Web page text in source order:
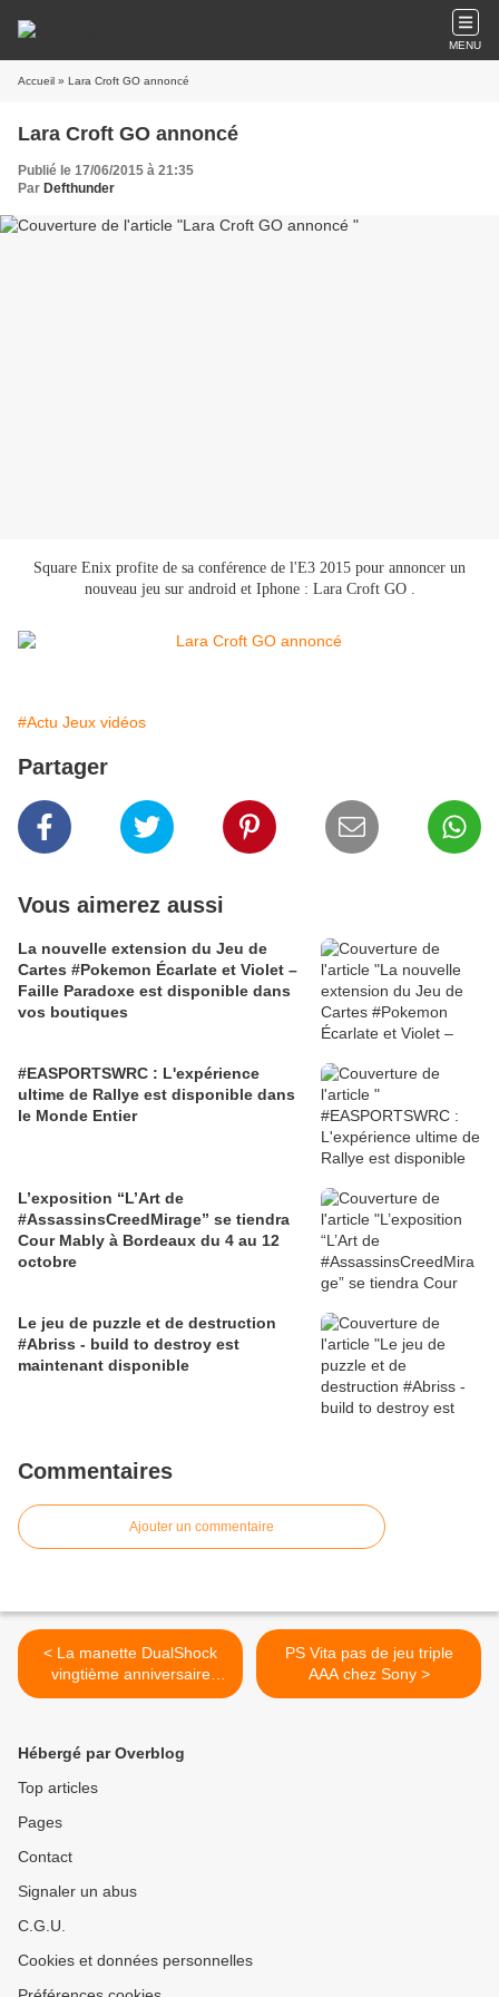
MENU
Accueil » Lara Croft GO annoncé
Lara Croft GO annoncé
Publié le 17/06/2015 à 21:35
Par Defthunder
Square Enix profite de sa conférence de l'E3 2015 pour annoncer un
nouveau jeu sur android et Iphone : Lara Croft GO .
#Actu Jeux vidéos
Partager
Vous aimerez aussi
La nouvelle extension du Jeu de
Cartes #Pokemon Écarlate et Violet –
Faille Paradoxe est disponible dans
vos boutiques
#EASPORTSWRC : L'expérience
ultime de Rallye est disponible dans
le Monde Entier
L’exposition “L’Art de
#AssassinsCreedMirage” se tiendra
Cour Mably à Bordeaux du 4 au 12
octobre
Le jeu de puzzle et de destruction
#Abriss - build to destroy est
maintenant disponible
Commentaires
Ajouter un commentaire
< La manette DualShock
vingtième anniversaire
annoncé
PS Vita pas de jeu triple
AAA chez Sony >
Hébergé par Overblog
Top articles
Pages
Contact
Signaler un abus
C.G.U.
Cookies et données personnelles